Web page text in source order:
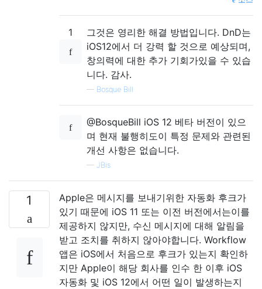
1
그것은 영리한 해결 방법입니다. DnD는
iOS12에서 더 강력 할 것으로 예상되며,
창의력에 대한 추가 기회가있을 수 있습
니다. 감사.
— Bosque Bill
@BosqueBill iOS 12 베타 버전이 있으
며 현재 불행히도이 특정 문제와 관련된
개선 사항은 없습니다.
— JBis
1
Apple은 메시지를 보내기위한 자동화 후크가
있기 때문에 iOS 11 또는 이전 버전에서는이를
제공하지 않지만, 수신 메시지에 대해 알림을
받고 조치를 취하지 않아야합니다. Workflow
앱은 iOS에서 처음으로 후크가 있는지 확인하
지만 Apple이 해당 회사를 인수 한 이후 iOS
자동화 및 iOS 12에서 어떤 일이 발생하는지